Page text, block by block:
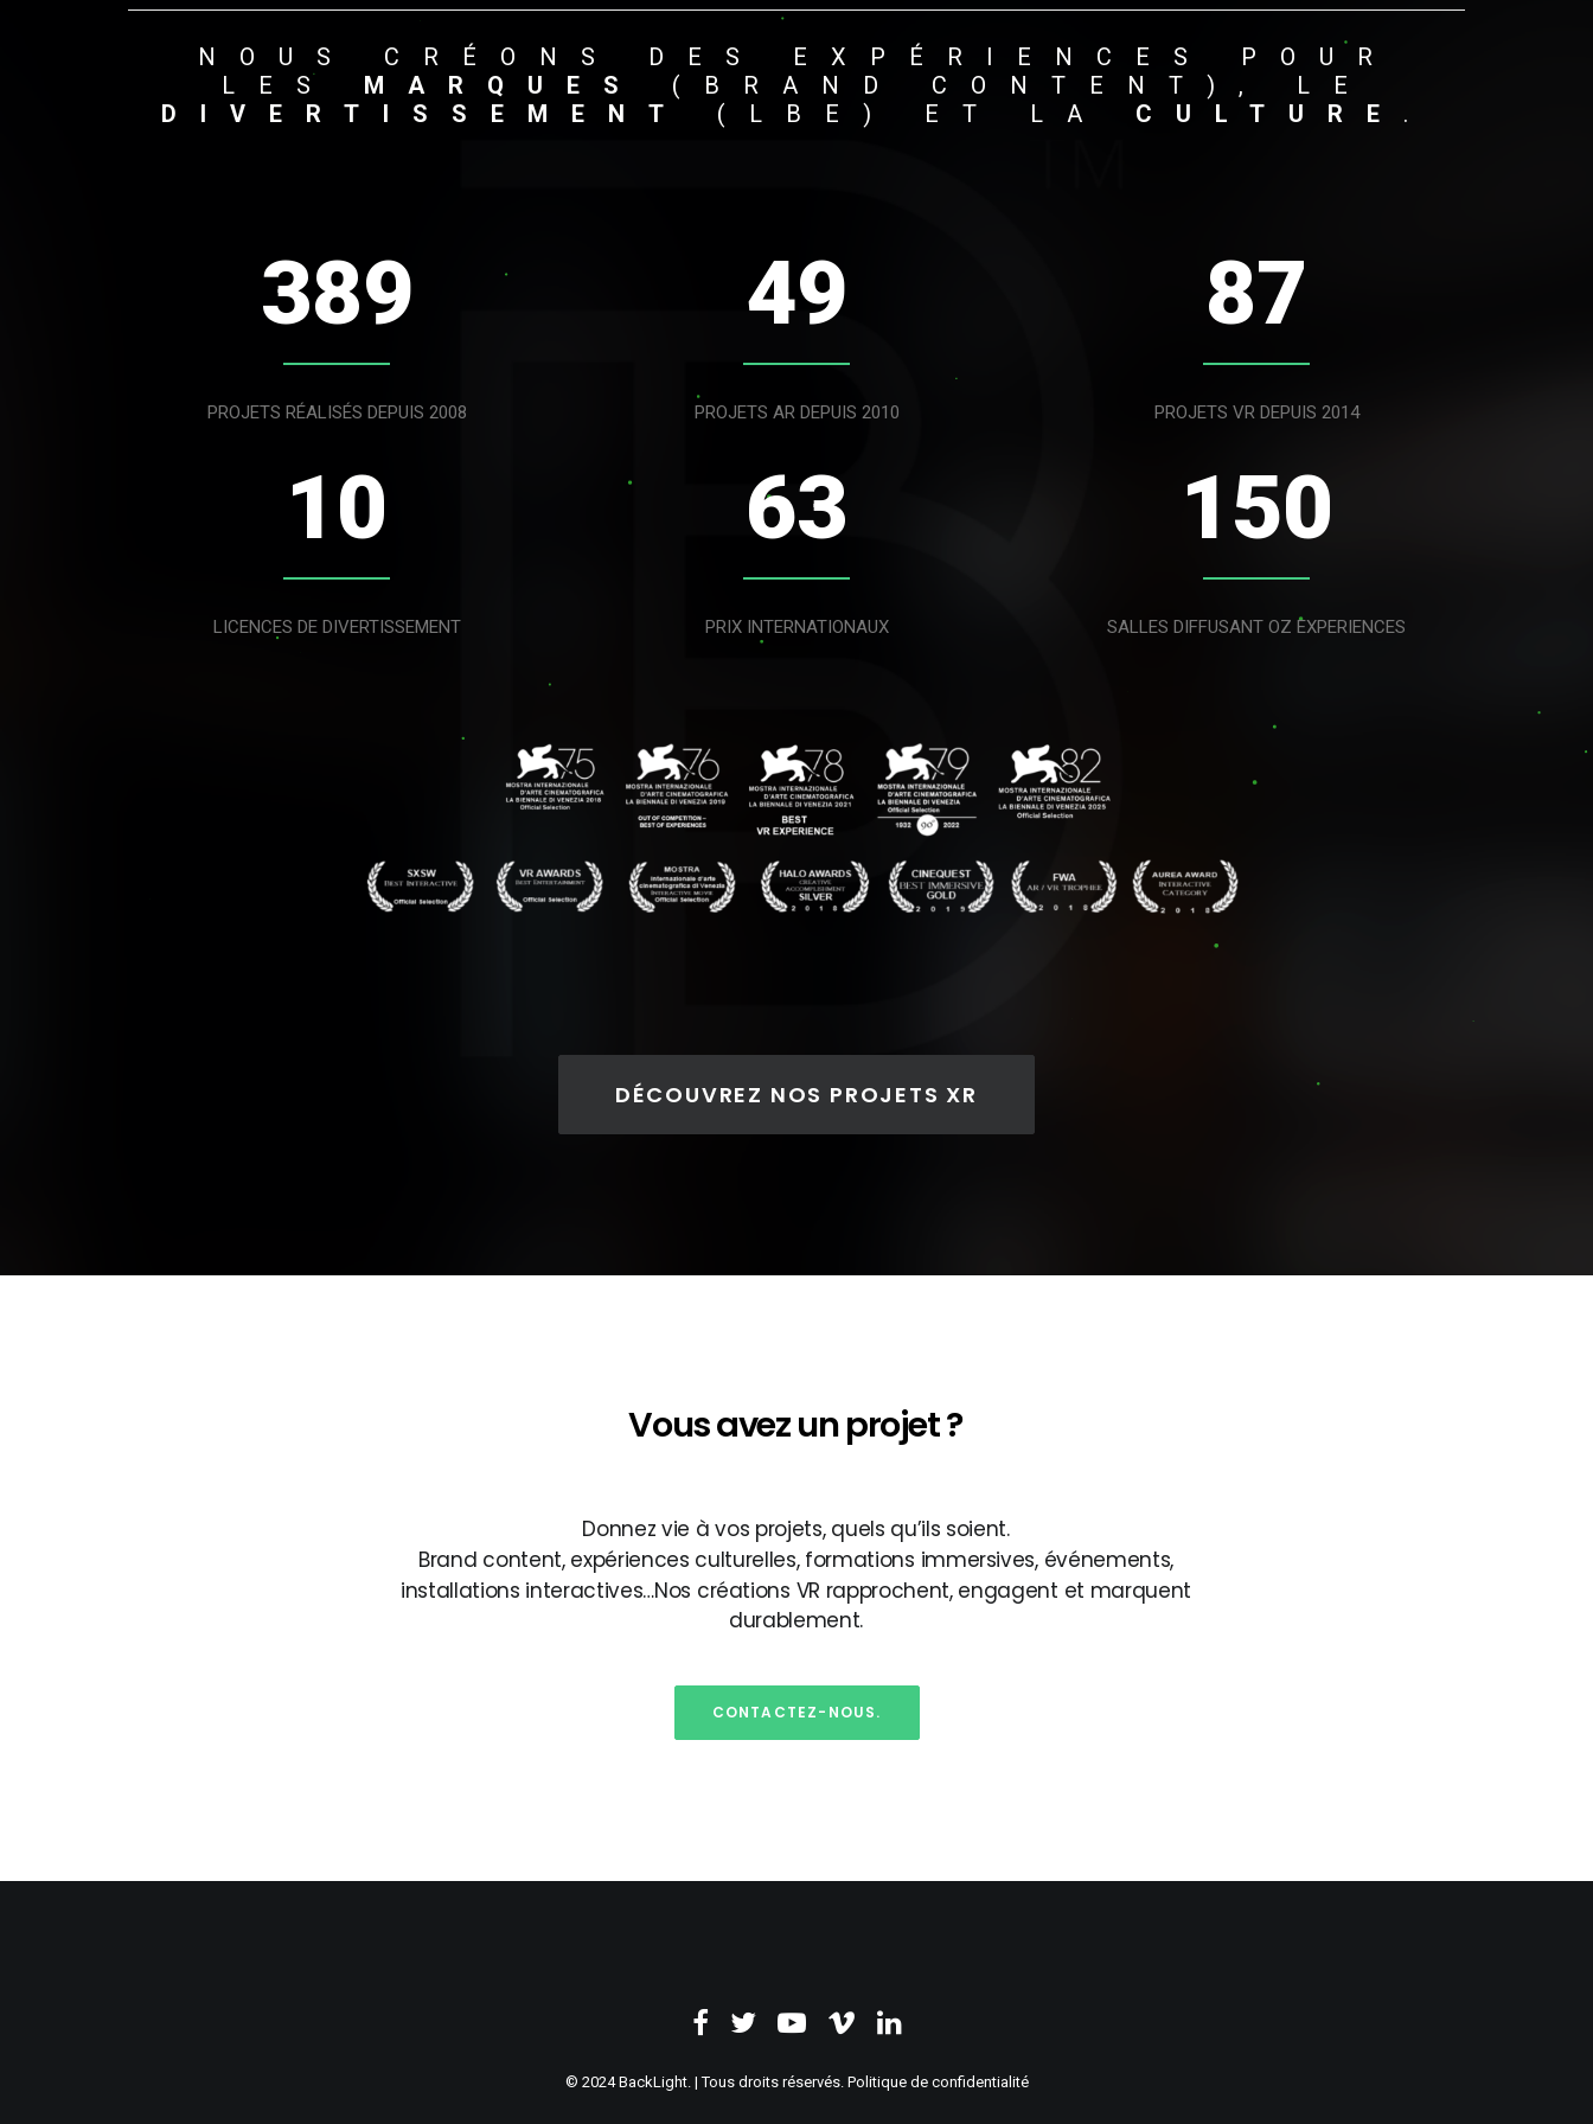
NOUS CRÉONS DES EXPÉRIENCES
POUR
LES
MARQUES (BRAND CONTENT ), LE
DIVERTISSEMENT
( LBE ) ET LA CULTURE .
389
PROJETS RÉALISÉS DEPUIS 2008
10
LICENCES DE DIVERTISSEMENT
49
PROJETS AR DEPUIS 2010
63
PRIX INTERNATIONAUX
87
PROJETS VR DEPUIS 2014
150
SALLES DIFFUSANT OZ EXPERIENCES
DÉCOUVREZ NOS PROJETS XR
Vousavezunprojet?
Donnez vie à vos projets, quels qu’ils soient.
Brand content, expériences culturelles, formations immersives, événements,
installations interactives…Nos créations VR rapprochent, engagent et marquent
durablement.
CONTACTEZ-NOUS.
© 2024 BackLight. | Tous droits réservés. Politique de confidentialité